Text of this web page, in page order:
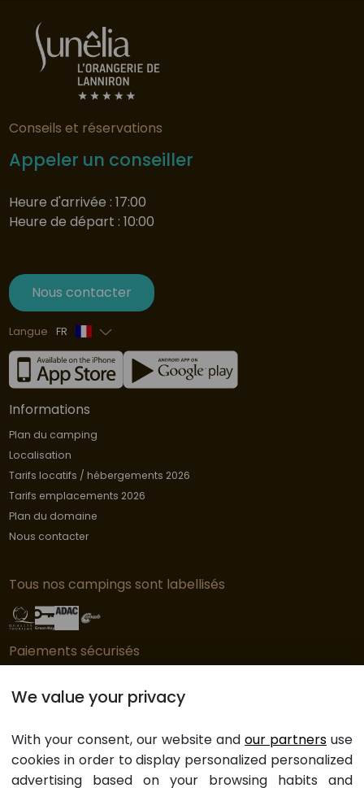
Conseils et réservations
Appeler un conseiller
Heure d'arrivée : 17:00
Heure de départ : 10:00
Nous contacter
Langue FR
Anglais
Informations
Plan du camping
Localisation
Tarifs locatifs / hébergements 2026
Tarifs emplacements 2026
Plan du domaine
Nous contacter
Tous nos campings sont labellisés
Paiements sécurisés
© Copyright L'Orangerie de Lanniron - 2023
Préférences des cookies
Mentions légales
We value your privacy
With your consent, our website and our partners use
cookies in order to display personalized personalized
advertising based on your browsing habits and